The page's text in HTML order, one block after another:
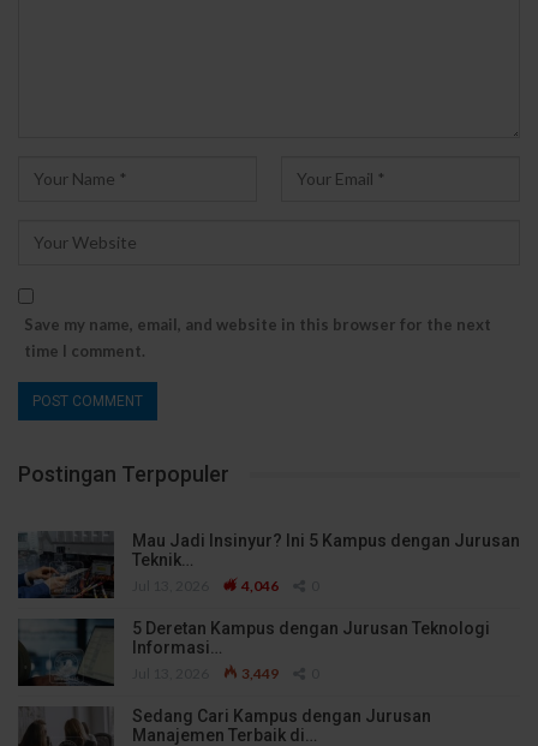
Save my name, email, and website in this browser for the next
time I comment.
Postingan Terpopuler
Mau Jadi Insinyur? Ini 5 Kampus dengan Jurusan
Teknik…
4,046
5 Deretan Kampus dengan Jurusan Teknologi
Informasi…
3,449
Sedang Cari Kampus dengan Jurusan
Manajemen Terbaik di…